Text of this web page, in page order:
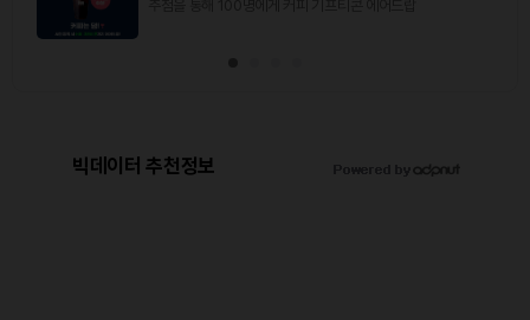
빅데이터 추천정보